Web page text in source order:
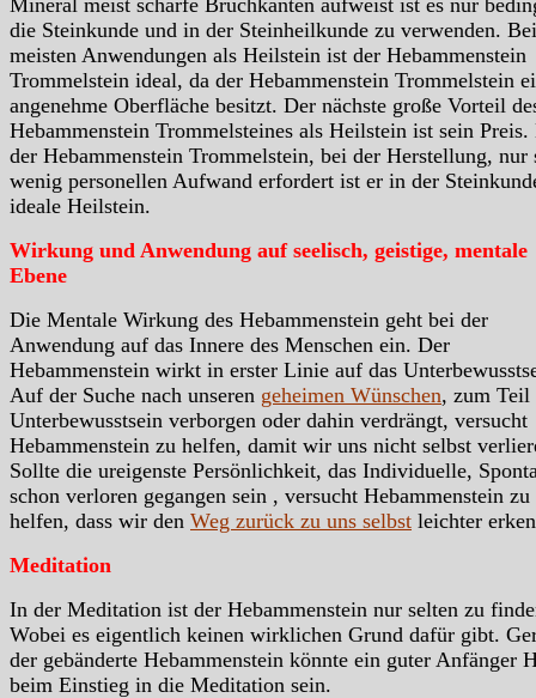
die Steinkunde und in der Steinheilkunde zu verwenden.
meisten Anwendungen als Heilstein ist der Hebammenstein
Trommelstein ideal, da der Hebammenstein Trommelstein
angenehme Oberfläche besitzt. Der nächste große Vorteil
Hebammenstein Trommelsteines als Heilstein ist sein Preis.
der Hebammenstein Trommelstein, bei der Herstellung, nur
wenig personellen Aufwand erfordert ist er in der
ideale Heilstein.
Wirkung und Anwendung auf seelisch, geistige, mentale
Ebene
Die Mentale Wirkung des Hebammenstein geht bei der
Anwendung auf das Innere des Menschen ein. Der
Hebammenstein wirkt in erster Linie auf das
Auf der Suche nach unseren geheimen Wünschen, zum Teil
Unterbewusstsein verborgen oder dahin verdrängt, versucht
Hebammenstein zu helfen, damit wir uns nicht selbst
Sollte die ureigenste Persönlichkeit, das Individuelle,
schon verloren gegangen sein , versucht Hebammenstein zu
helfen, dass wir den Weg zurück zu uns selbst leichter
Meditation
In der Meditation ist der Hebammenstein nur selten zu
Wobei es eigentlich keinen wirklichen Grund dafür gibt.
der gebänderte Hebammenstein könnte ein guter Anfänger
beim Einstieg in die Meditation sein.